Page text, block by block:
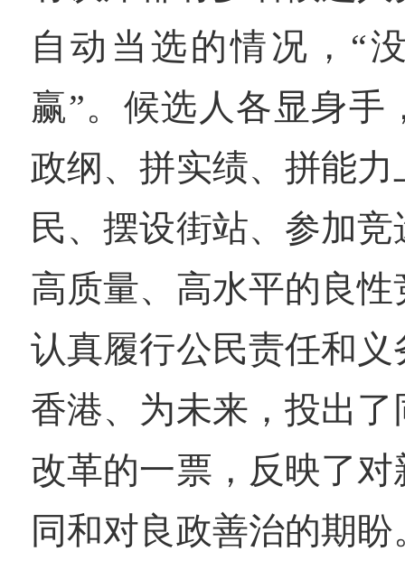
自动当选的情况，“
赢”。候选人各显身手
政纲、拼实绩、拼能
民、摆设街站、参加
高质量、高水平的良
认真履行公民责任和
香港、为未来，投出
改革的一票，反映了
同和对良政善治的期